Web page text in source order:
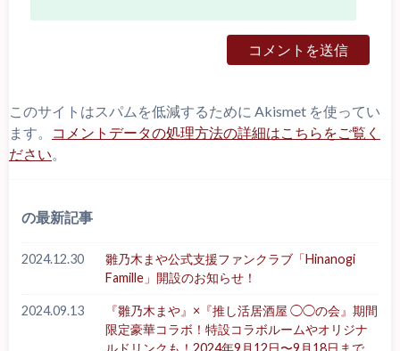
このサイトはスパムを低減するために Akismet を使ってい
ます。
コメントデータの処理方法の詳細はこちらをご覧く
ださい
の最新記事
2024.12.30
雛乃木まや公式支援ファンクラブ「Hinanogi
Famille」開設のお知らせ！
2024.09.13
『雛乃木まや』×『推し活居酒屋 ◯◯の会』期間
限定豪華コラボ！特設コラボルームやオリジナ
ルドリンクも！2024年9月12日〜9月18日まで